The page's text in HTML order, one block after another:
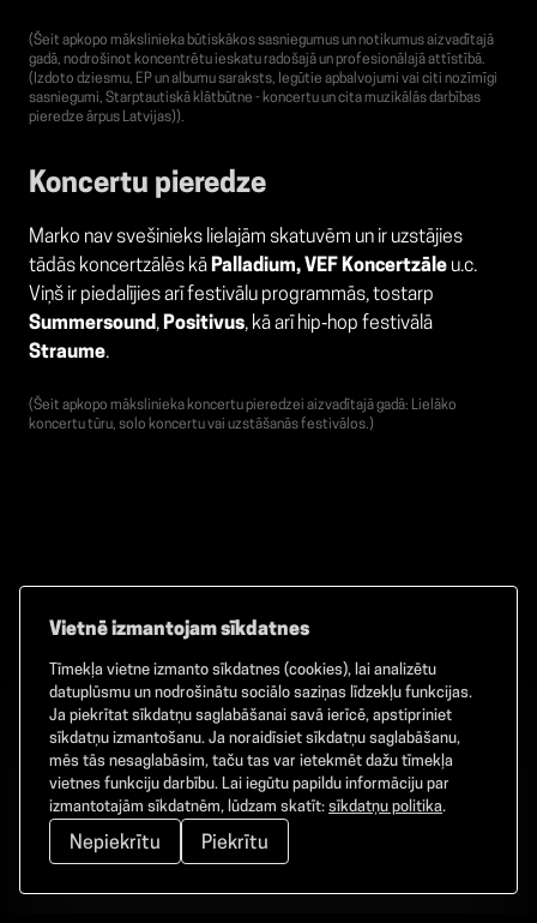
(Šeit apkopo mākslinieka būtiskākos sasniegumus un notikumus aizvadītajā
gadā, nodrošinot koncentrētu ieskatu radošajā un profesionālajā attīstībā.
(Izdoto dziesmu, EP un albumu saraksts, Iegūtie apbalvojumi vai citi nozīmīgi
sasniegumi, Starptautiskā klātbūtne - koncertu un cita muzikālās darbības
pieredze ārpus Latvijas)).
Koncertu pieredze
Marko nav svešinieks lielajām skatuvēm un ir uzstājies
tādās koncertzālēs kāPalladium, VEF Koncertzāle u.c.
Viņš ir piedalījies arī festivālu programmās, tostarp
Summersound,Positivus, kā arī hip‑hop festivālā
Straume.
(Šeit apkopo mākslinieka koncertu pieredzei aizvadītajā gadā: Lielāko
koncertu tūru, solo koncertu vai uzstāšanās festivālos.)
Facebook TikTok Instagram
©2026GAMMA. Visas tiesības aizsargātas.
Vietnē izmantojam sīkdatnes
Tīmekļa vietne izmanto sīkdatnes (cookies), lai analizētu
datuplūsmu un nodrošinātu sociālo saziņas līdzekļu funkcijas.
Ja piekrītat sīkdatņu saglabāšanai savā ierīcē, apstipriniet
sīkdatņu izmantošanu. Ja noraidīsiet sīkdatņu saglabāšanu,
mēs tās nesaglabāsim, taču tas var ietekmēt dažu tīmekļa
vietnes funkciju darbību. Lai iegūtu papildu informāciju par
izmantotajām sīkdatnēm, lūdzam skatīt: sīkdatņu politika.
Nepiekrītu Piekrītu